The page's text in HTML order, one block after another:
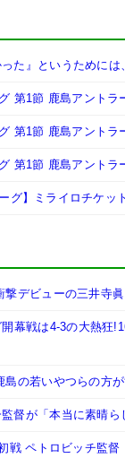
た』というためには
第1節 鹿島アントラ
第1節 鹿島アントラ
第1節 鹿島アントラ
グ】ミライロチケッ
撃デビューの三井寺
幕戦は4-3の大熱狂
島の若いやつらの方
監督が「本当に素晴
戦 ペトロビッチ監督